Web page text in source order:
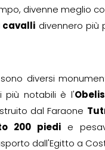
divenne meglio
cavalli divennero più
diversi
più notabili è l'
dal Faraone
200 piedi e
dall'Egitto a